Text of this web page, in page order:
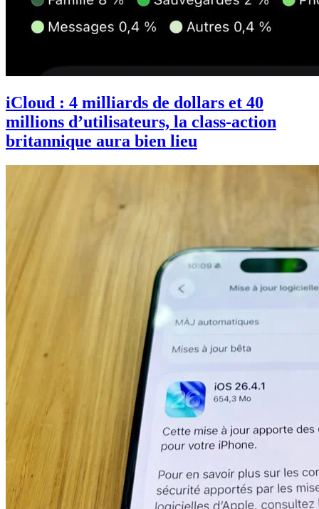
iCloud : 4 milliards de dollars et 40
millions d’utilisateurs, la class-action
britannique aura bien lieu